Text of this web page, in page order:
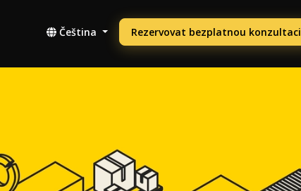
Čeština Rezervovat bezplatnou konzultaci